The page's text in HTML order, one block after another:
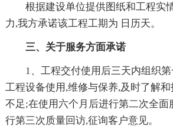
根据建设单位提供图纸和工程实
力,我方承诺该工程工期为 日历天。
三、关于服务方面承诺
1、工程交付使用后三天内组织
工程设备使用,维修与保养,及时了解
不足;在使用六个月后进行第二次全面
行第三次质量回访,征询客户意见。